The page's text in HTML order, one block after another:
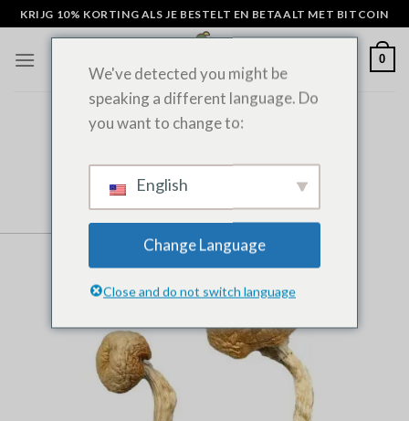
Overslaan
naar
inhoud
KRIJG 10% KORTING ALS JE BESTELT EN BETAALT MET BITCOIN
0
We've detected you might be
speaking a different language. Do
you want to change to:
English
Change Language
Close and do not switch language